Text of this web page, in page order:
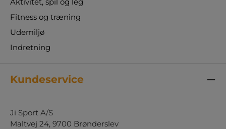
Fitness og træning
Udemiljø
Indretning
Kundeservice
Ji Sport A/S
Maltvej 24, 9700 Brønderslev